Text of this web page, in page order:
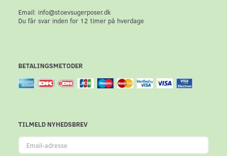
Email: info@stoevsugerposer.dk
Du får svar inden for 12 timer på hverdage
BETALINGSMETODER
TILMELD NYHEDSBREV
Email-
adresse